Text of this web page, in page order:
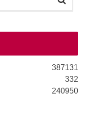
387131
332
240950